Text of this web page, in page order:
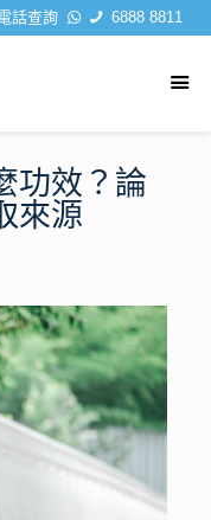
話查詢 6888 8811
功效？論
來源